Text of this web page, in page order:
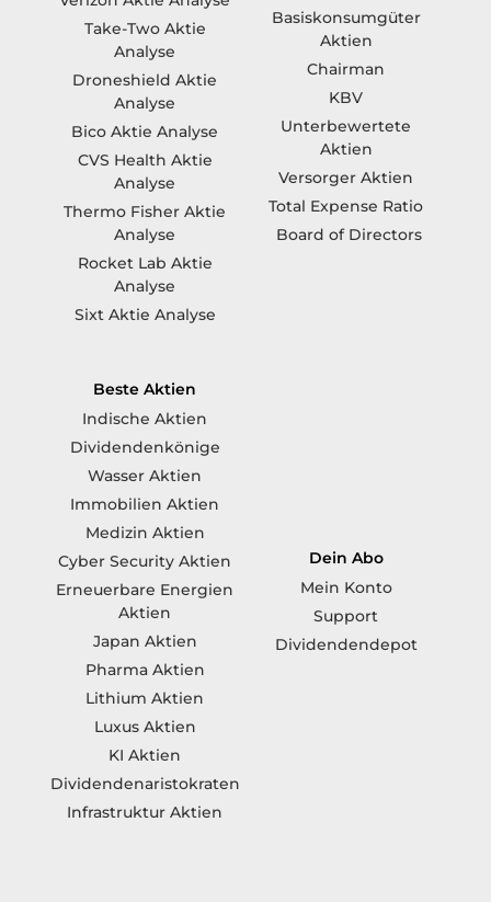
Take-Two Aktie
Analyse
Droneshield Aktie
Analyse
Bico Aktie Analyse
CVS Health Aktie
Analyse
Thermo Fisher Aktie
Analyse
Rocket Lab Aktie
Analyse
Sixt Aktie Analyse
Basiskonsumgüter
Aktien
Chairman
KBV
Unterbewertete
Aktien
Versorger Aktien
Total Expense Ratio
Board of Directors
Beste Aktien
Indische Aktien
Dividendenkönige
Wasser Aktien
Immobilien Aktien
Medizin Aktien
Cyber Security Aktien
Erneuerbare Energien
Aktien
Japan Aktien
Pharma Aktien
Lithium Aktien
Luxus Aktien
KI Aktien
Dividendenaristokraten
Infrastruktur Aktien
Dein Abo
Mein Konto
Support
Dividendendepot